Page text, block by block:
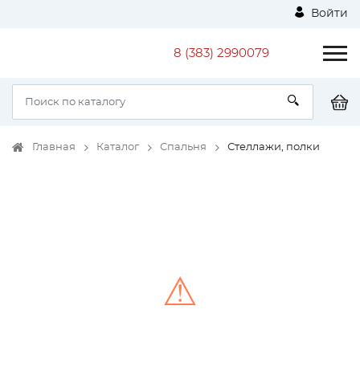
Войти
8 (383) 2990079
Главная Каталог Спальня Стеллажи, полки
⚠